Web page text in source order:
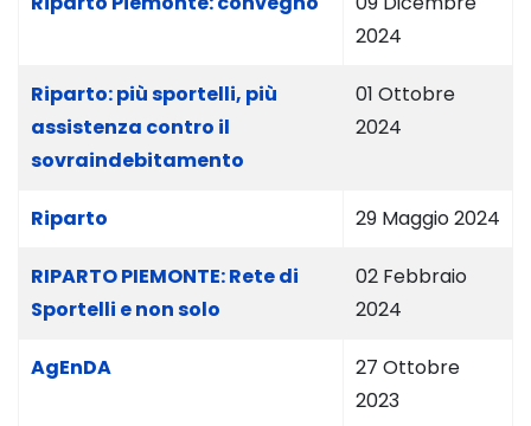
2024
Riparto: più sportelli, più
assistenza contro il
sovraindebitamento
01 Ottobre
2024
Riparto 29 Maggio 2024
RIPARTO PIEMONTE: Rete di
Sportelli e non solo
02 Febbraio
2024
AgEnDA
27 Ottobre
2023